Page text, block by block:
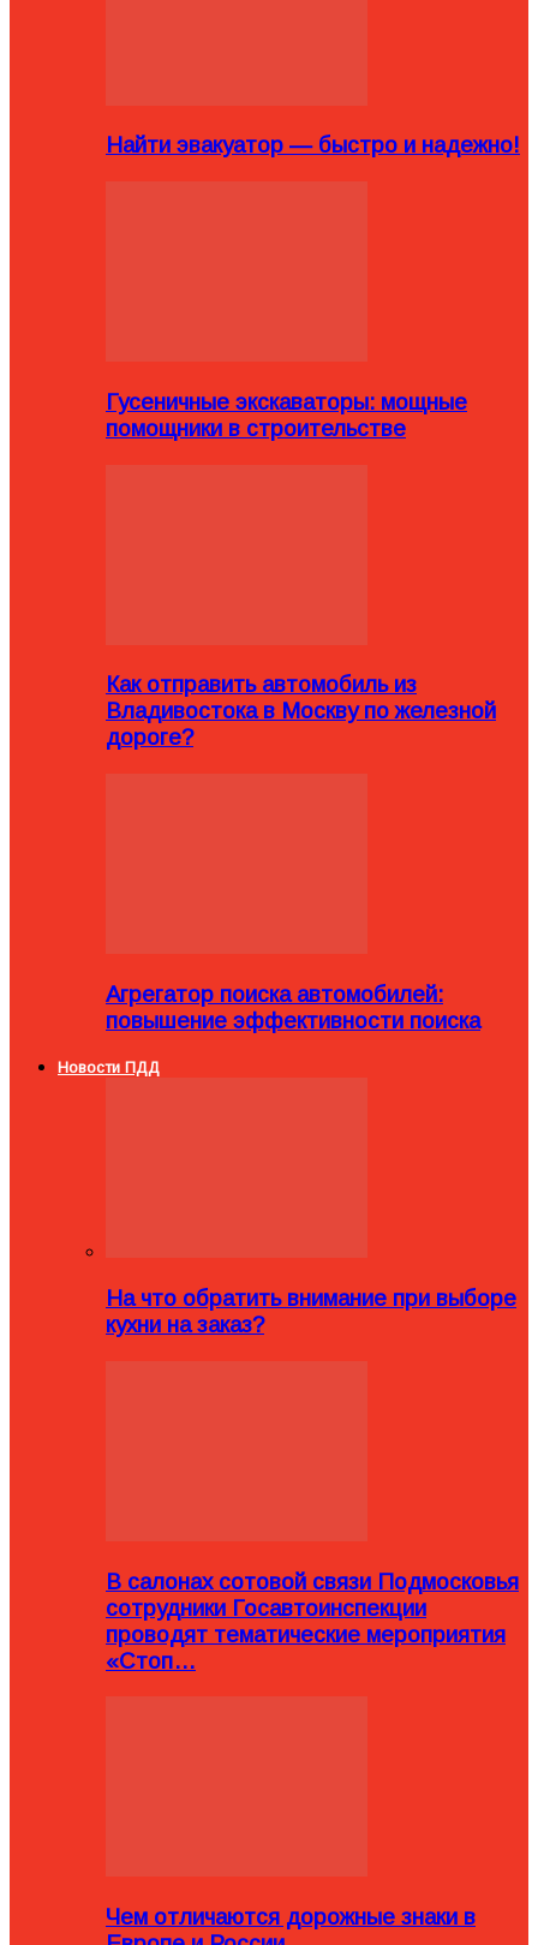
Найти эвакуатор — быстро и надежно!
Гусеничные экскаваторы: мощные
помощники в строительстве
Как отправить автомобиль из
Владивостока в Москву по железной
дороге?
Агрегатор поиска автомобилей:
повышение эффективности поиска
Новости ПДД
На что обратить внимание при выборе
кухни на заказ?
В салонах сотовой связи Подмосковья
сотрудники Госавтоинспекции
проводят тематические мероприятия
«Стоп…
Чем отличаются дорожные знаки в